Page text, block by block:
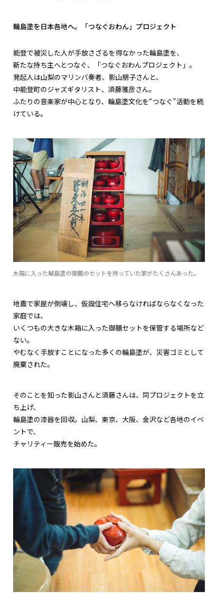
輪島塗を日本各地へ。「つなぐおわん」プロジェクト
能登で被災した人が手放さざるを得なかった輪島塗を、
新たな持ち主へとつなぐ、「つなぐおわんプロジェクト」。
発起人は山梨のマリンバ奏者、影山朋子さんと、
中能登町のジャズギタリスト、須藤雅彦さん。
ふたりの音楽家が中心となり、輪島塗文化を“つなぐ”活動を続
けている。
木箱に入った輪島塗の御膳のセットを持っていた家がたくさんあった。
地震で家屋が倒壊し、仮設住宅へ移らなければならなくなった
家庭では、
いくつもの大きな木箱に入った御膳セットを保管する場所など
ない。
やむなく手放すことになった多くの輪島塗が、災害ゴミとして
廃棄された。
そのことを知った影山さんと須藤さんは、同プロジェクトを立
ち上げ、
輪島塗の漆器を回収。山梨、東京、大阪、金沢など各地のイベ
ントで、
チャリティー販売を始めた。